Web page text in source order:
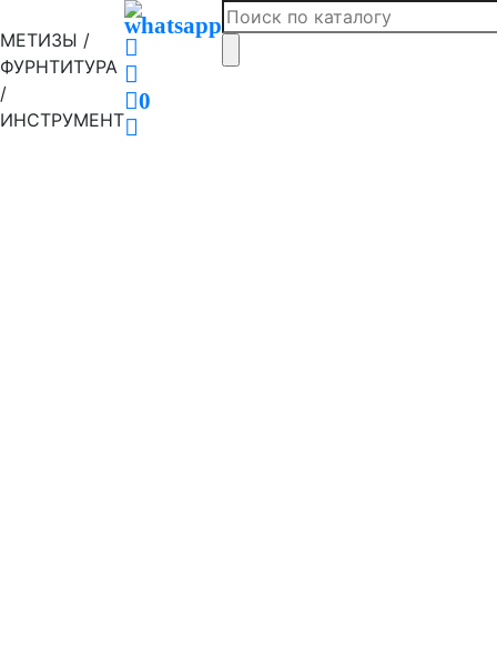
МЕТИЗЫ /
ФУРНТИТУРА
/
ИНСТРУМЕНТ
0